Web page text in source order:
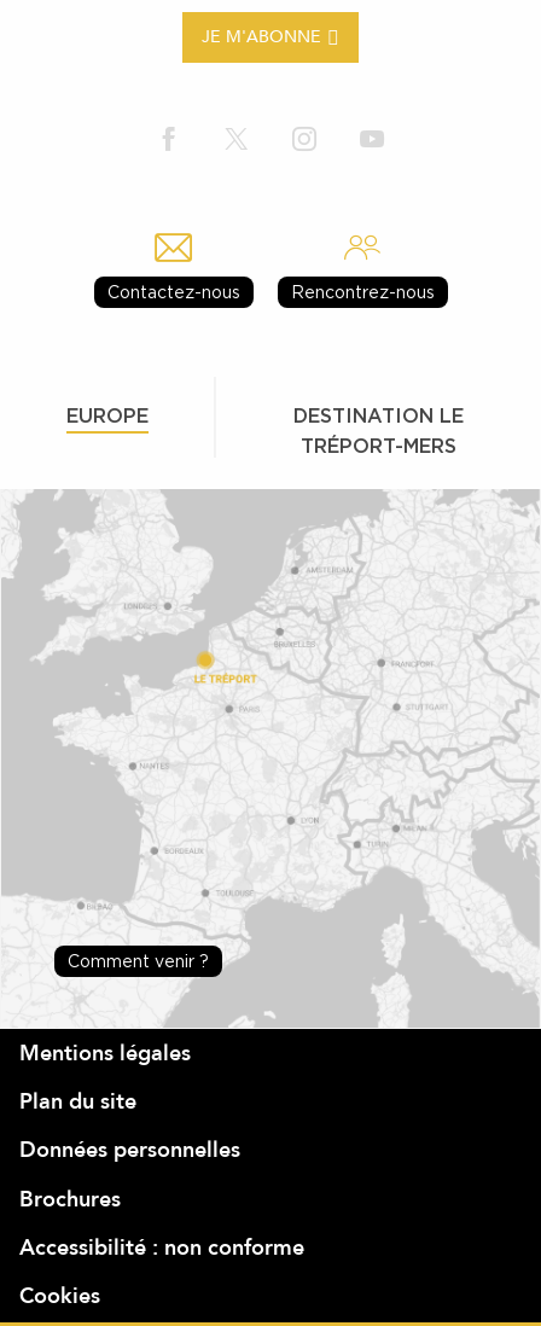
JE M'ABONNE
Contactez-nous Rencontrez-nous
EUROPE
DESTINATION LE
TRÉPORT-MERS
Comment venir ?
Mentions légales
Plan du site
Données personnelles
Brochures
Accessibilité : non conforme
Cookies